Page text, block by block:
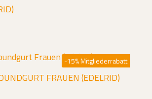
FRAUEN (EDELRID)
-15% Mitgliederrabatt